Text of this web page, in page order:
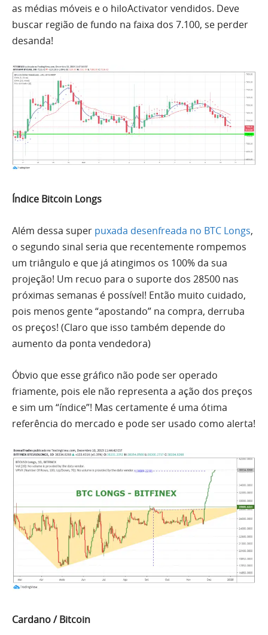
as médias móveis e o hiloActivator vendidos. Deve
buscar região de fundo na faixa dos 7.100, se perder
desanda!
Índice Bitcoin Longs
Além dessa super puxada desenfreada no BTC Longs,
o segundo sinal seria que recentemente rompemos
um triângulo e que já atingimos os 100% da sua
projeção! Um recuo para o suporte dos 28500 nas
próximas semanas é possível! Então muito cuidado,
pois menos gente “apostando” na compra, derruba
os preços! (Claro que isso também depende do
aumento da ponta vendedora)
Óbvio que esse gráfico não pode ser operado
friamente, pois ele não representa a ação dos preços
e sim um “índice”! Mas certamente é uma ótima
referência do mercado e pode ser usado como alerta!
Cardano / Bitcoin